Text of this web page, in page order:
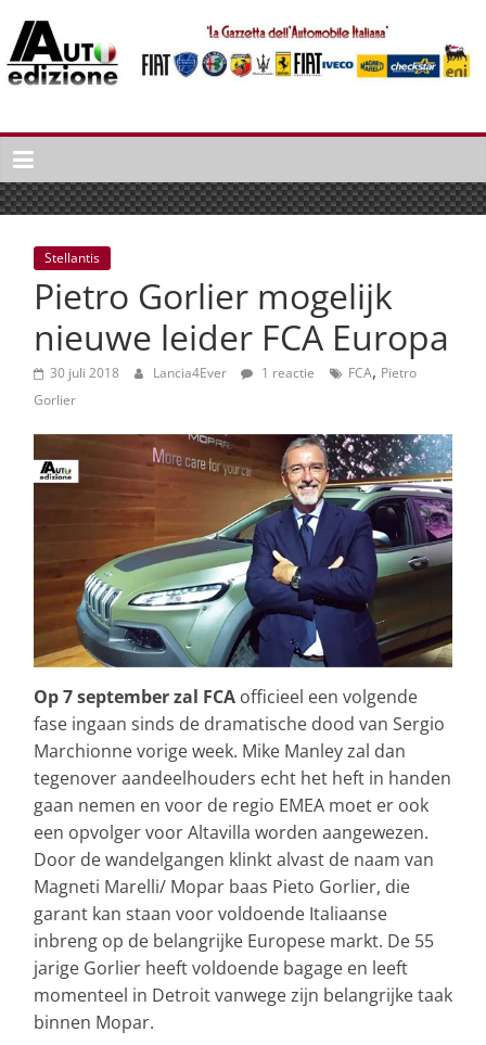
naar
inhoud
Auto
Edizione
La
Gazetta
dell'Automobile
Italiana
Italiaans
autonieuws
lifestyle
Stellantis
Pietro Gorlier mogelijk
nieuwe leider FCA Europa
30 juli 2018 Lancia4Ever 1 reactie FCA, Pietro
Gorlier
Op 7 september zal FCA officieel een volgende
fase ingaan sinds de dramatische dood van Sergio
Marchionne vorige week. Mike Manley zal dan
tegenover aandeelhouders echt het heft in handen
gaan nemen en voor de regio EMEA moet er ook
een opvolger voor Altavilla worden aangewezen.
Door de wandelgangen klinkt alvast de naam van
Magneti Marelli/ Mopar baas Pieto Gorlier, die
garant kan staan voor voldoende Italiaanse
inbreng op de belangrijke Europese markt. De 55
jarige Gorlier heeft voldoende bagage en leeft
momenteel in Detroit vanwege zijn belangrijke taak
binnen Mopar.